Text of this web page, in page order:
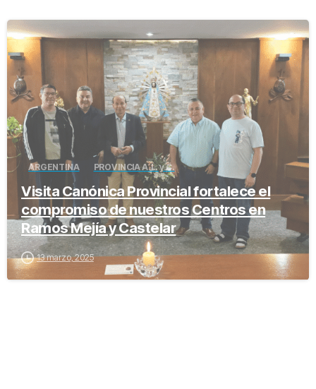
-
ARGENTINA PROVINCIA A.L. y C.
Visita Canónica Provincial fortalece el
compromiso de nuestros Centros en
Ramos Mejía y Castelar
13 marzo, 2025